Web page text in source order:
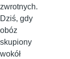
zwrotnych.
Dziś, gdy
obóz
skupiony
wokół